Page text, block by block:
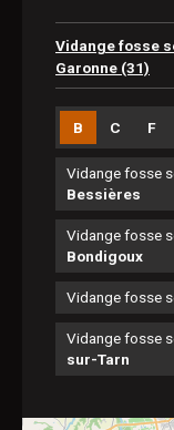
Vidange fosse
Garonne (31)
B C F
Vidange fosse
Bessières
Vidange fosse
Bondigoux
Vidange fosse
Vidange fosse
sur-Tarn